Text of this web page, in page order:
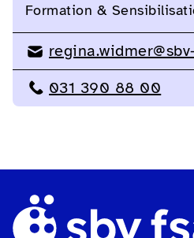
Formation &
031 390 88 00